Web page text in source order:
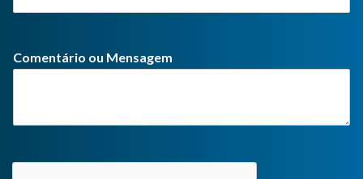
Comentário ou Mensagem